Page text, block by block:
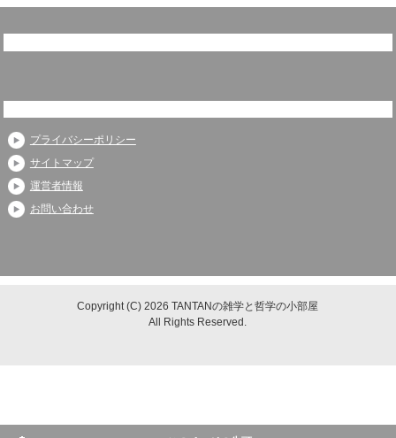
プライバシーポリシー
サイトマップ
運営者情報
お問い合わせ
Copyright (C) 2026 TANTANの雑学と哲学の小部屋
All Rights Reserved.